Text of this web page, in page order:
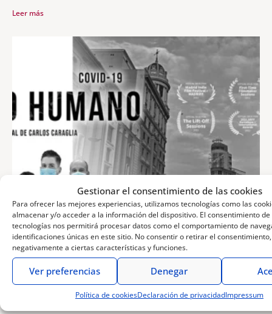
Gestionar el consentimiento de las cookies
Para ofrecer las mejores experiencias, utilizamos tecnologías como las
almacenar y/o acceder a la información del dispositivo. El consentimiento de
tecnologías nos permitirá procesar datos como el comportamiento de
identificaciones únicas en este sitio. No consentir o retirar el
negativamente a ciertas características y funciones.
Denegar
Ver preferencias
Política de cookiesDeclaración de privacidadImpressum
Leer más
19 de marzo de 2021